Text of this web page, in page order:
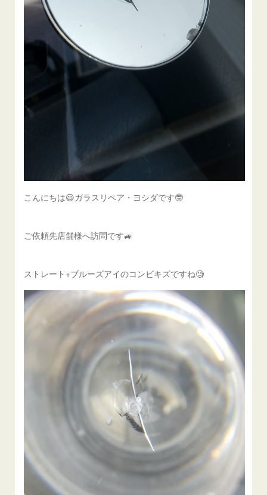
こんにちは😃ガラスリペア・ヨシダです🤓
ご依頼先店舗様へ訪問です🚙
ストレート+ブルーズアイのコンビキズですね🧐